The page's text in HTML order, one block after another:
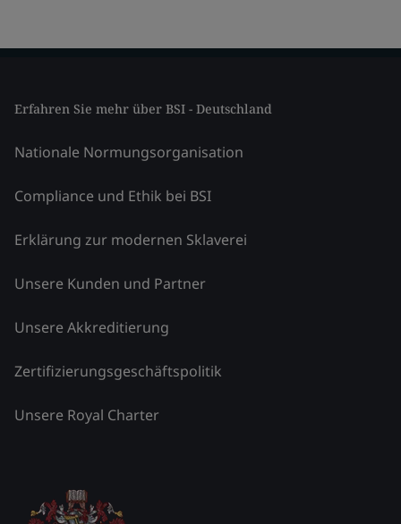
Erfahren Sie mehr über BSI - Deutschland
Nationale Normungsorganisation
Compliance und Ethik bei BSI
Erklärung zur modernen Sklaverei
Unsere Kunden und Partner
Unsere Akkreditierung
Zertifizierungsgeschäftspolitik
Unsere Royal Charter